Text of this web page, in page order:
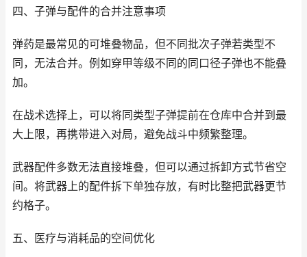
四、子弹与配件的合并注意事项
弹药是最常见的可堆叠物品，但不同批次子弹若类型不
同，无法合并。例如穿甲等级不同的同口径子弹也不能叠
加。
在战术选择上，可以将同类型子弹提前在仓库中合并到最
大上限，再携带进入对局，避免战斗中频繁整理。
武器配件多数无法直接堆叠，但可以通过拆卸方式节省空
间。将武器上的配件拆下单独存放，有时比整把武器更节
约格子。
五、医疗与消耗品的空间优化